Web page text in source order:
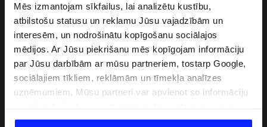
Mēs izmantojam sīkfailus, lai analizētu kustību,
atbilstošu statusu un reklamu Jūsu vajadzībām un
interesēm, un nodrošinātu kopīgošanu sociālajos
mēdijos. Ar Jūsu piekrišanu mēs kopīgojam informāciju
par Jūsu darbībām ar mūsu partneriem, tostarp Google,
sociālajiem tīkliem, reklāmām un tīmekļa analīzes
uzņēmumiem. Mūsu partneri var apvienot so informāciju
datiem, ko viņi iegūst, izmantojot viņu pakalpojumus. Ar